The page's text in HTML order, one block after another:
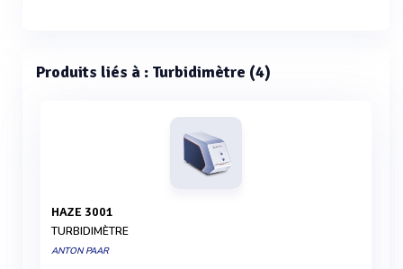
Produits liés à : Turbidimètre (4)
HAZE 3001
TURBIDIMÈTRE
ANTON PAAR